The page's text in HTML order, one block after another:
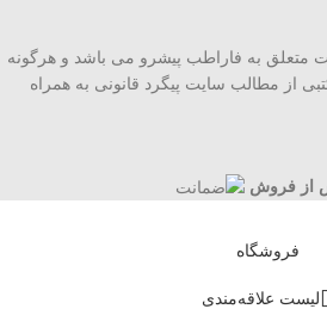
متعلق به فاراطب پیشرو می باشد و هرگونه
از مطالب سایت پیگرد قانونی به همراه
فروشگاه
لیست علاقه‌مندی